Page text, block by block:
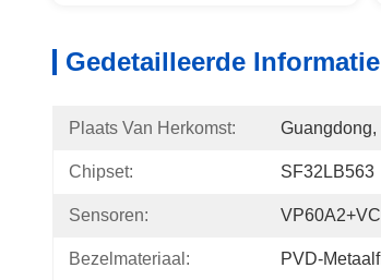
Gedetailleerde Informatie
Plaats Van Herkomst: Guangdong,
Chipset: SF32LB563
Sensoren:
Bezelmateriaal: PVD-